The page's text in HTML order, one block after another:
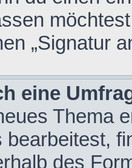
„Signatur
eine
Thema
bearbeitest,
des